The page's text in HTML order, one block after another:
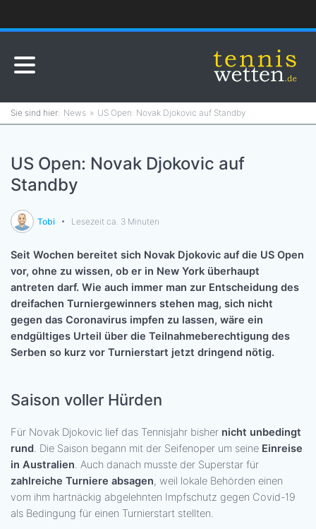
News US Open: Novak Djokovic auf Standby
US Open: Novak Djokovic auf
Standby
Tobi Lesezeit ca. 3 Minuten
Seit Wochen bereitet sich Novak Djokovic auf die US Open
vor, ohne zu wissen, ob er in New York überhaupt
antreten darf. Wie auch immer man zur Entscheidung des
dreifachen Turniergewinners stehen mag, sich nicht
gegen das Coronavirus impfen zu lassen, wäre ein
endgültiges Urteil über die Teilnahmeberechtigung des
Serben so kurz vor Turnierstart jetzt dringend nötig.
Saison voller Hürden
Für Novak Djokovic lief das Tennisjahr bisher nicht unbedingt
rund. Die Saison begann mit der Seifenoper um seine Einreise
in Australien. Auch danach musste der Superstar für
zahlreiche Turniere absagen, weil lokale Behörden einen
vom ihm hartnäckig abgelehnten Impfschutz gegen Covid-19
als Bedingung für einen Turnierstart stellten.